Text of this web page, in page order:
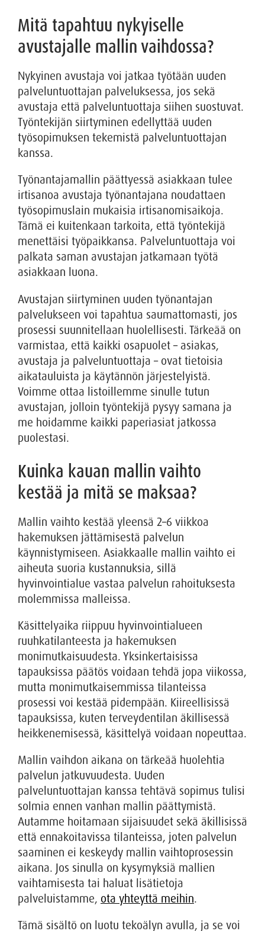
Mitä tapahtuu nykyiselle
avustajalle mallin vaihdossa?
Nykyinen avustaja voi jatkaa työtään uuden
palveluntuottajan palveluksessa, jos sekä
avustaja että palveluntuottaja siihen suostuvat.
Työntekijän siirtyminen edellyttää uuden
työsopimuksen tekemistä palveluntuottajan
kanssa.
Työnantajamallin päättyessä asiakkaan tulee
irtisanoa avustaja työnantajana noudattaen
työsopimuslain mukaisia irtisanomisaikoja.
Tämä ei kuitenkaan tarkoita, että työntekijä
menettäisi työpaikkansa. Palveluntuottaja voi
palkata saman avustajan jatkamaan työtä
asiakkaan luona.
Avustajan siirtyminen uuden työnantajan
palvelukseen voi tapahtua saumattomasti, jos
prosessi suunnitellaan huolellisesti. Tärkeää on
varmistaa, että kaikki osapuolet – asiakas,
avustaja ja palveluntuottaja – ovat tietoisia
aikatauluista ja käytännön järjestelyistä.
Voimme ottaa listoillemme sinulle tutun
avustajan, jolloin työntekijä pysyy samana ja
me hoidamme kaikki paperiasiat jatkossa
puolestasi.
Kuinka kauan mallin vaihto
kestää ja mitä se maksaa?
Mallin vaihto kestää yleensä 2–6 viikkoa
hakemuksen jättämisestä palvelun
käynnistymiseen. Asiakkaalle mallin vaihto ei
aiheuta suoria kustannuksia, sillä
hyvinvointialue vastaa palvelun rahoituksesta
molemmissa malleissa.
Käsittelyaika riippuu hyvinvointialueen
ruuhkatilanteesta ja hakemuksen
monimutkaisuudesta. Yksinkertaisissa
tapauksissa päätös voidaan tehdä jopa viikossa,
mutta monimutkaisemmissa tilanteissa
prosessi voi kestää pidempään. Kiireellisissä
tapauksissa, kuten terveydentilan äkillisessä
heikkenemisessä, käsittelyä voidaan nopeuttaa.
Mallin vaihdon aikana on tärkeää huolehtia
palvelun jatkuvuudesta. Uuden
palveluntuottajan kanssa tehtävä sopimus tulisi
solmia ennen vanhan mallin päättymistä.
Autamme hoitamaan sijaisuudet sekä äkillisissä
että ennakoitavissa tilanteissa, joten palvelun
saaminen ei keskeydy mallin vaihtoprosessin
aikana. Jos sinulla on kysymyksiä mallien
vaihtamisesta tai haluat lisätietoja
palveluistamme, ota yhteyttä meihin.
Tämä sisältö on luotu tekoälyn avulla, ja se voi